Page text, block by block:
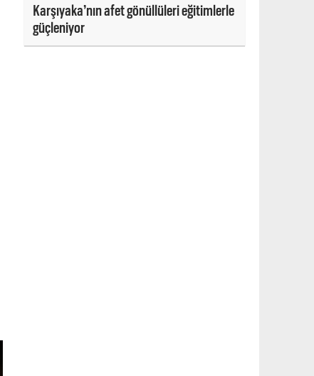
Karşıyaka’nın afet gönüllüleri eğitimlerle
güçleniyor